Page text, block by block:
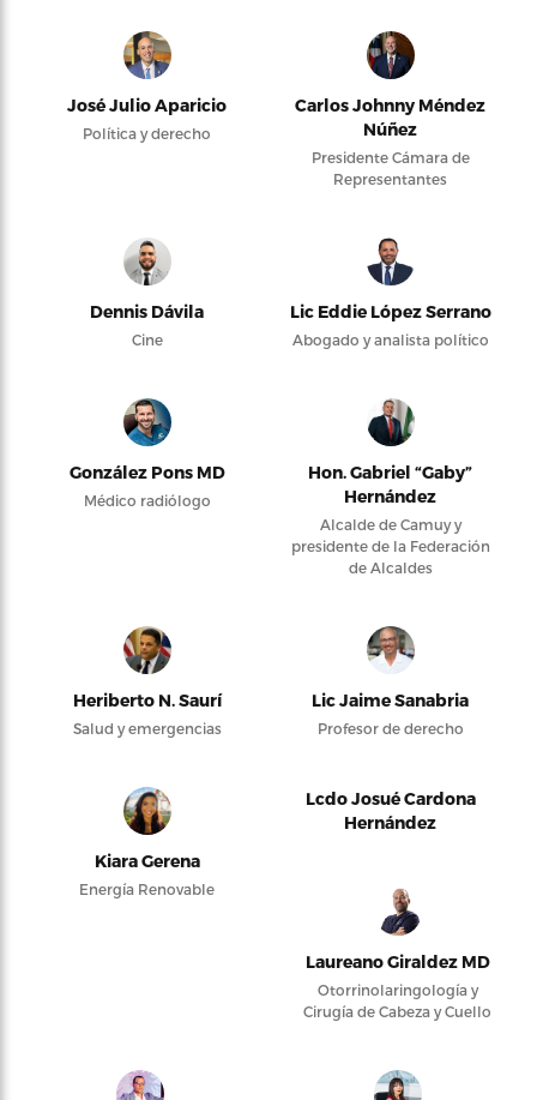
José Julio Aparicio
Política y derecho
Carlos Johnny Méndez
Núñez
Presidente Cámara de
Representantes
Dennis Dávila
Cine
Lic Eddie López Serrano
Abogado y analista político
González Pons MD
Médico radiólogo
Hon. Gabriel “Gaby”
Hernández
Alcalde de Camuy y
presidente de la Federación
de Alcaldes
Heriberto N. Saurí
Salud y emergencias
Lic Jaime Sanabria
Profesor de derecho
Kiara Gerena
Energía Renovable
Lcdo Josué Cardona
Hernández
Laureano Giraldez MD
Otorrinolaringología y
Cirugía de Cabeza y Cuello